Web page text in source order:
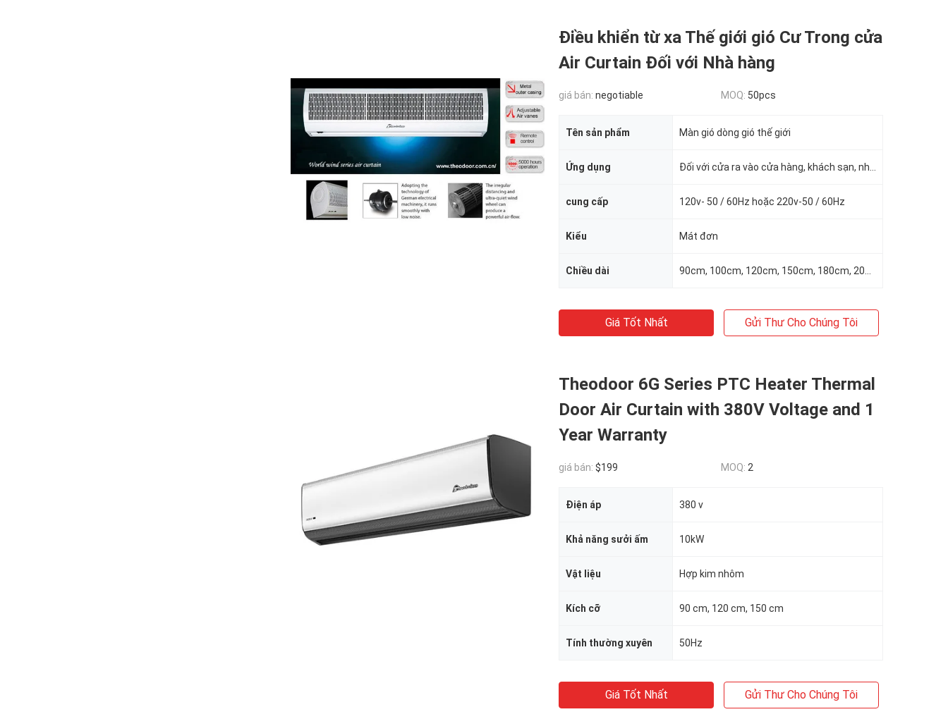
Điều khiển từ xa Thế giới gió Cư Trong cửa
Air Curtain Đối với Nhà hàng
giá bán: negotiable MOQ: 50pcs
Tên sản phẩm Màn gió dòng gió thế giới
Ứng dụng
cung cấp 120v- 50 / 60Hz hoặc 220v-50 / 60Hz
Kiểu Mát đơn
Chiều dài
Giá Tốt Nhất Gửi Thư Cho Chúng Tôi
Theodoor 6G Series PTC Heater Thermal
Door Air Curtain with 380V Voltage and 1
Year Warranty
giá bán: $199 MOQ: 2
Điện áp 380 v
Khả năng sưởi ấm 10kW
Vật liệu Hợp kim nhôm
Kích cỡ 90 cm, 120 cm, 150 cm
Tính thường xuyên 50Hz
Giá Tốt Nhất Gửi Thư Cho Chúng Tôi